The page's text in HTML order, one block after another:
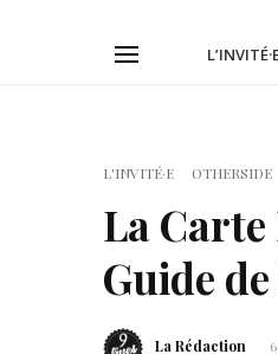
L'INVITÉ·E OTHERSIDE
La Carte
Guide
La Rédaction